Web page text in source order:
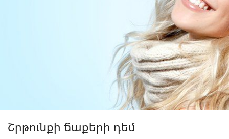
Շրթունքի ճաքերի դեմ